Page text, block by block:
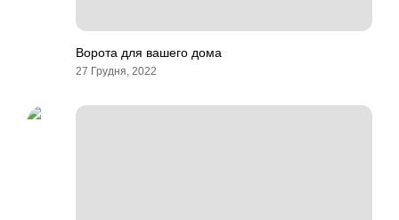
Ворота для вашего дома
27 Грудня, 2022